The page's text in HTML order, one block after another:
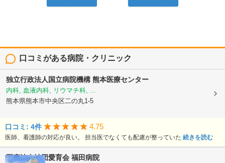
口コミがある病院・クリニック
独立行政法人国立病院機構熊本医療センター
内科, 血液内科, リウマチ科, ...
熊本県熊本市中央区二の丸1-5
口コミ: 4件 4.75
医師、看護師の対応が良い。 担当医でなくても配慮が整っていた 続きを読む
医療法人社団愛育会 福田病院